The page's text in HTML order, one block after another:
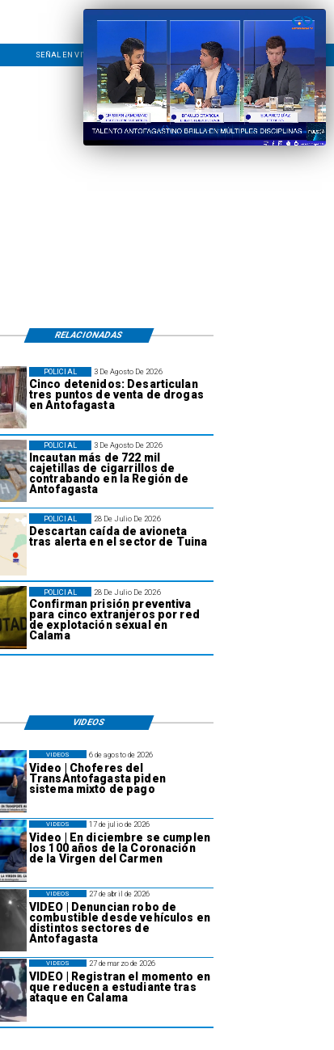
SEÑAL EN VIVO CONTACTO LÍNEA EDITORIAL
3 De Agosto De 2026
Cinco detenidos: Desarticulan
tres puntos de venta de drogas
en Antofagasta
POLICIAL
3 De Agosto De 2026
Incautan más de 722 mil
cajetillas de cigarrillos de
contrabando en la Región de
Antofagasta
POLICIAL
28 De Julio De 2026
Descartan caída de avioneta
tras alerta en el sector de Tuina
POLICIAL
28 De Julio De 2026
Confirman prisión preventiva
para cinco extranjeros por red
de explotación sexual en
Calama
POLICIAL
RELACIONADAS
VIDEOS
6 de agosto de 2026
Video | Choferes del
TransAntofagasta piden
sistema mixto de pago
VIDEOS
17 de julio de 2026
Video | En diciembre se cumplen
los 100 años de la Coronación
de la Virgen del Carmen
VIDEOS
27 de abril de 2026
VIDEO | Denuncian robo de
combustible desde vehículos en
distintos sectores de
Antofagasta
VIDEOS
27 de marzo de 2026
VIDEO | Registran el momento en
que reducen a estudiante tras
ataque en Calama
VIDEOS